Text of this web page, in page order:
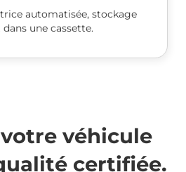
automatisée, stockage
une cassette.
véhicule
certifiée.